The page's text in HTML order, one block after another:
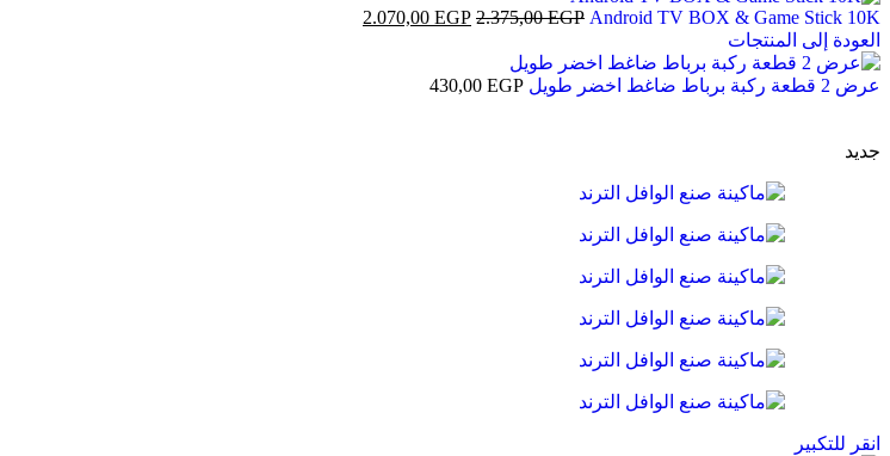
Android TV BOX & Game Stick 10K
2.375,00EGP
2.070,00 EGP
العودة إلى المنتجات
عرض 2 قطعة ركبة برباط ضاغط اخضر طويل 430,00 EGP
جديد
انقر للتكبير